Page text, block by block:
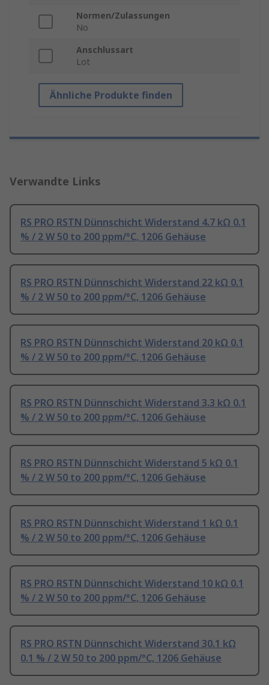
Normen/Zulassungen
No
Anschlussart
Lot
Ähnliche Produkte finden
Verwandte Links
RS PRO RSTN Dünnschicht Widerstand 4.7 kΩ 0.1
% / 2 W 50 to 200 ppm/°C, 1206 Gehäuse
RS PRO RSTN Dünnschicht Widerstand 22 kΩ 0.1
% / 2 W 50 to 200 ppm/°C, 1206 Gehäuse
RS PRO RSTN Dünnschicht Widerstand 20 kΩ 0.1
% / 2 W 50 to 200 ppm/°C, 1206 Gehäuse
RS PRO RSTN Dünnschicht Widerstand 3.3 kΩ 0.1
% / 2 W 50 to 200 ppm/°C, 1206 Gehäuse
RS PRO RSTN Dünnschicht Widerstand 5 kΩ 0.1
% / 2 W 50 to 200 ppm/°C, 1206 Gehäuse
RS PRO RSTN Dünnschicht Widerstand 1 kΩ 0.1
% / 2 W 50 to 200 ppm/°C, 1206 Gehäuse
RS PRO RSTN Dünnschicht Widerstand 10 kΩ 0.1
% / 2 W 50 to 200 ppm/°C, 1206 Gehäuse
RS PRO RSTN Dünnschicht Widerstand 30.1 kΩ
0.1 % / 2 W 50 to 200 ppm/°C, 1206 Gehäuse